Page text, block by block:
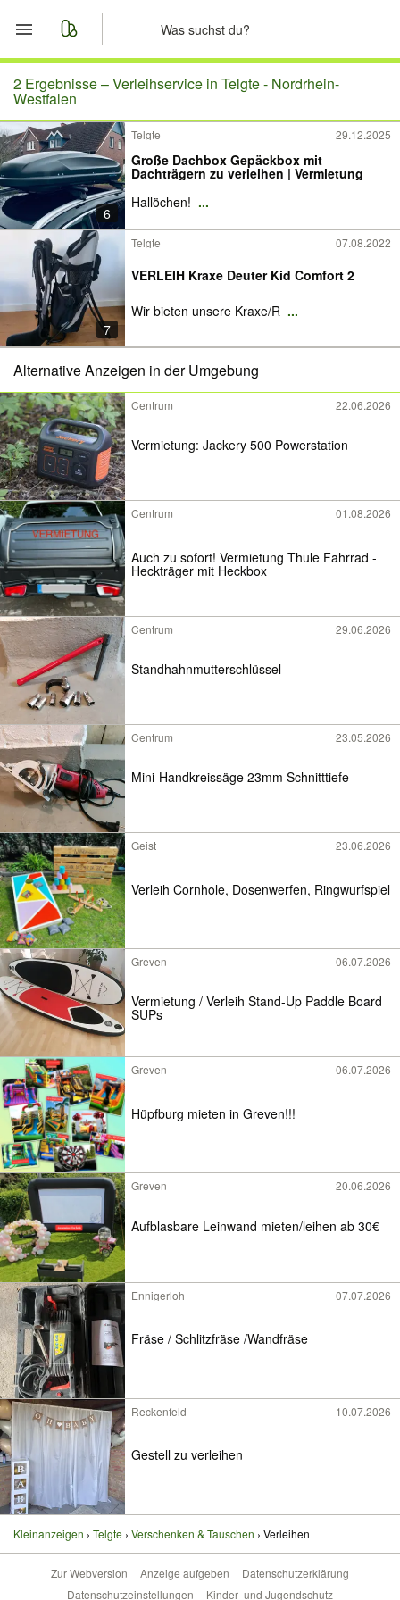
Start
Merkliste
Nachrichten
Anzeige aufgeben
2 Ergebnisse –Verleihservice in Telgte - Nordrhein-
Westfalen
6
Telgte 29.12.2025
Große Dachbox Gepäckbox mit
Dachträgern zu verleihen | Vermietung
Hallöchen! ...
7
Telgte 07.08.2022
VERLEIH Kraxe Deuter Kid Comfort 2
Wir bieten unsere Kraxe/R ...
Alternative Anzeigen in der Umgebung
Centrum 22.06.2026
Vermietung: Jackery 500 Powerstation
Centrum 01.08.2026
Auch zu sofort! Vermietung Thule Fahrrad -
Heckträger mit Heckbox
Centrum 29.06.2026
Standhahnmutterschlüssel
Centrum 23.05.2026
Mini-Handkreissäge 23mm Schnitttiefe
Geist 23.06.2026
Verleih Cornhole, Dosenwerfen, Ringwurfspiel
Greven 06.07.2026
Vermietung / Verleih Stand-Up Paddle Board
SUPs
Greven 06.07.2026
Hüpfburg mieten in Greven!!!
Greven 20.06.2026
Aufblasbare Leinwand mieten/leihen ab 30€
Ennigerloh 07.07.2026
Fräse / Schlitzfräse /Wandfräse
Reckenfeld 10.07.2026
Gestell zu verleihen
Kleinanzeigen Telgte Verschenken & Tauschen Verleihen
Zur Webversion Anzeige aufgeben
Datenschutzerklärung
Datenschutzeinstellungen
Kinder- und Jugendschutz